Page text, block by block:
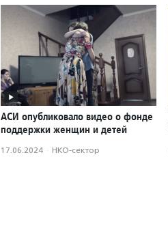
АСИ опубликовало видео о фонде
поддержки женщин и детей
17.06.2024 · НКО-сектор